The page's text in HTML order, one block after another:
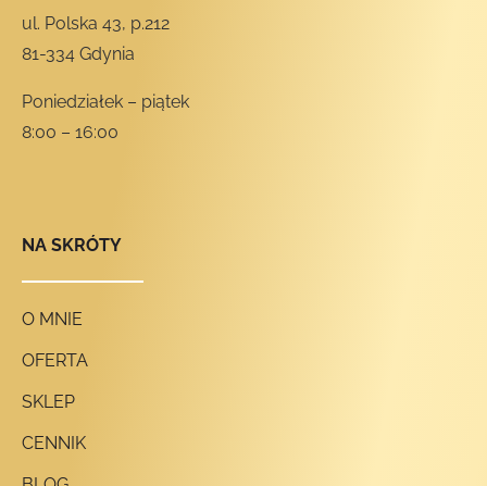
ul. Polska 43, p.212
81-334 Gdynia
Poniedziałek – piątek
8:00 – 16:00
NA SKRÓTY
O MNIE
OFERTA
SKLEP
CENNIK